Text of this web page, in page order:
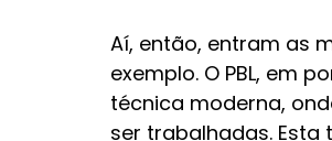
Aí, então, entram as
exemplo. O PBL, em
técnica moderna,
ser trabalhadas.